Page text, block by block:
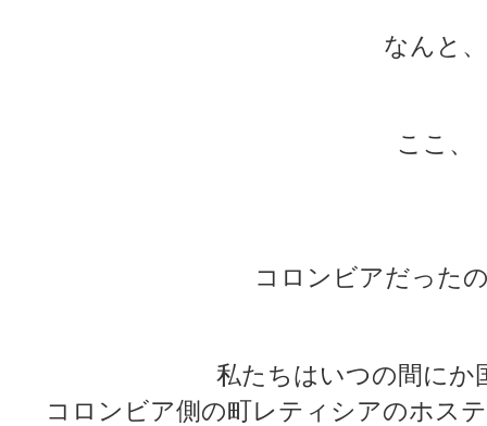
なんと、
ここ、
コロンビアだった
私たちはいつの間にか
コロンビア側の町レティシアのホス